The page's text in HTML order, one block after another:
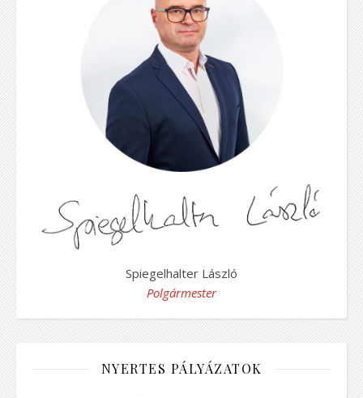
Spiegelhalter László
Polgármester
NYERTES PÁLYÁZATOK